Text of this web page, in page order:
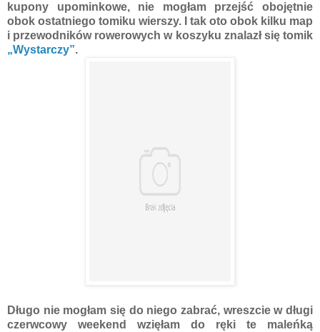
kupony upominkowe, nie mogłam przejść obojętnie
obok ostatniego tomiku wierszy. I tak oto obok kilku map
i przewodników rowerowych w koszyku znalazł się tomik
„Wystarczy”.
Długo nie mogłam się do niego zabrać, wreszcie w długi
czerwcowy weekend wzięłam do ręki te maleńką